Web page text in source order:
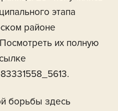
этапа
районе
их полную
борьбы здесь